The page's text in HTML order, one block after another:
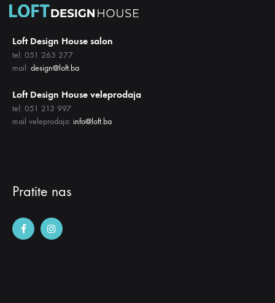
Loft Design House salon
tel: 051 263 277
mail: design@loft.ba
Loft Design House veleprodaja
tel: 051 213 997
mail veleprodaja: info@loft.ba
Pratite nas